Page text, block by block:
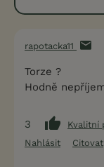
rapotacka11
Torze ?
Hodně
3
Kvalitní
Nahlásit
Citovat